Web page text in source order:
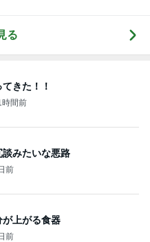
る
きた！！
時間前
みたいな悪路
前
上がる食器
前